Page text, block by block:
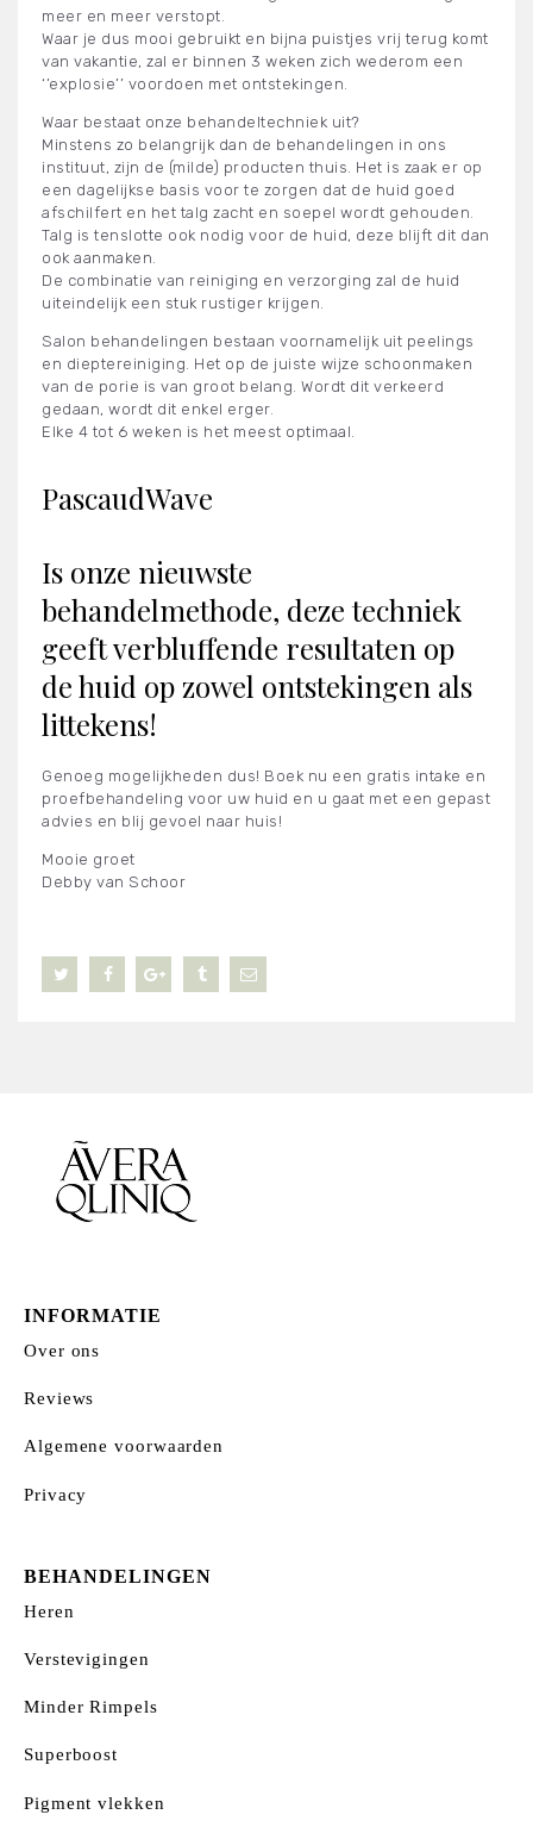
meer en meer verstopt.
Waar je dus mooi gebruikt en bijna puistjes vrij terug komt
van vakantie, zal er binnen 3 weken zich wederom een
‘’explosie’’ voordoen met ontstekingen.
Waar bestaat onze behandeltechniek uit?
Minstens zo belangrijk dan de behandelingen in ons
instituut, zijn de (milde) producten thuis. Het is zaak er op
een dagelijkse basis voor te zorgen dat de huid goed
afschilfert en het talg zacht en soepel wordt gehouden.
Talg is tenslotte ook nodig voor de huid, deze blijft dit dan
ook aanmaken.
De combinatie van reiniging en verzorging zal de huid
uiteindelijk een stuk rustiger krijgen.
Salon behandelingen bestaan voornamelijk uit peelings
en dieptereiniging. Het op de juiste wijze schoonmaken
van de porie is van groot belang. Wordt dit verkeerd
gedaan, wordt dit enkel erger.
Elke 4 tot 6 weken is het meest optimaal.
PascaudWave
Is onze nieuwste
behandelmethode, deze techniek
geeft verbluffende resultaten op
de huid op zowel ontstekingen als
littekens!
Genoeg mogelijkheden dus! Boek nu een gratis intake en
proefbehandeling voor uw huid en u gaat met een gepast
advies en blij gevoel naar huis!
Mooie groet
Debby van Schoor
INFORMATIE
Over ons
Reviews
Algemene voorwaarden
Privacy
BEHANDELINGEN
Heren
Verstevigingen
Minder Rimpels
Superboost
Pigment vlekken